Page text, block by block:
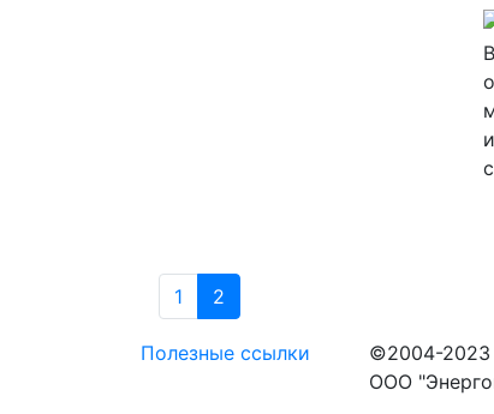
1
2
Полезные ссылки
©2004-2023
ООО